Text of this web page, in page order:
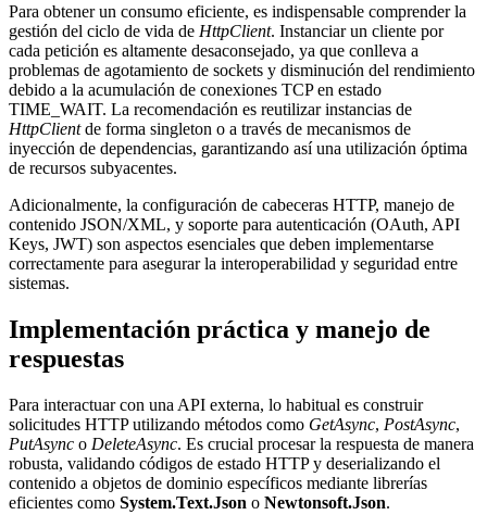
Para obtener un consumo eficiente, es indispensable comprender la
gestión del ciclo de vida de HttpClient. Instanciar un cliente por
cada petición es altamente desaconsejado, ya que conlleva a
problemas de agotamiento de sockets y disminución del rendimiento
debido a la acumulación de conexiones TCP en estado
TIME_WAIT. La recomendación es reutilizar instancias de
HttpClientde forma singleton o a través de mecanismos de
inyección de dependencias, garantizando así una utilización óptima
de recursos subyacentes.
Adicionalmente, la configuración de cabeceras HTTP, manejo de
contenido JSON/XML, y soporte para autenticación (OAuth, API
Keys, JWT) son aspectos esenciales que deben implementarse
correctamente para asegurar la interoperabilidad y seguridad entre
sistemas.
Implementación práctica y manejo de
respuestas
Para interactuar con una API externa, lo habitual es construir
solicitudes HTTP utilizando métodos como GetAsync, PostAsync,
PutAsync o DeleteAsync. Es crucial procesar la respuesta de manera
robusta, validando códigos de estado HTTP y deserializando el
contenido a objetos de dominio específicos mediante librerías
eficientes como System.Text.Json o Newtonsoft.Json.